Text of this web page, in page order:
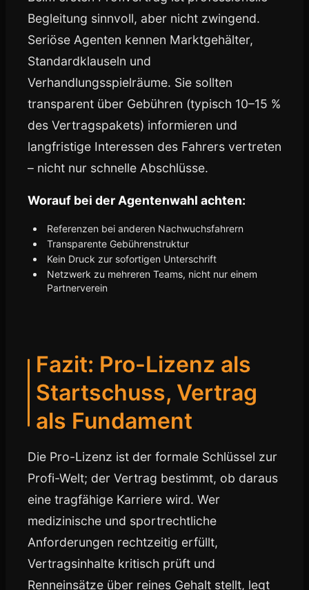
Begleitung sinnvoll, aber nicht zwingend.
Seriöse Agenten kennen Marktgehälter,
Standardklauseln und
Verhandlungsspielräume. Sie sollten
transparent über Gebühren (typisch 10–15 %
des Vertragspakets) informieren und
langfristige Interessen des Fahrers vertreten
– nicht nur schnelle Abschlüsse.
Worauf bei der Agentenwahl achten:
Referenzen bei anderen Nachwuchsfahrern
Transparente Gebührenstruktur
Kein Druck zur sofortigen Unterschrift
Netzwerk zu mehreren Teams, nicht nur einem
Partnerverein
Fazit: Pro-Lizenz als
Startschuss, Vertrag
als Fundament
Die Pro-Lizenz ist der formale Schlüssel zur
Profi-Welt; der Vertrag bestimmt, ob daraus
eine tragfähige Karriere wird. Wer
medizinische und sportrechtliche
Anforderungen rechtzeitig erfüllt,
Vertragsinhalte kritisch prüft und
Renneinsätze über reines Gehalt stellt, legt